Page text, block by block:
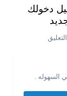
دخولك
السهوله .